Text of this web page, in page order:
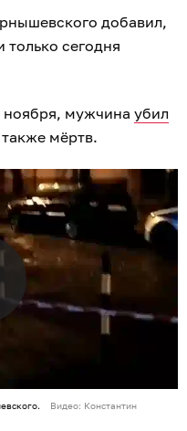
добавил,
сегодня
ноября, мужчина убил
мёртв.
Видео: Константин